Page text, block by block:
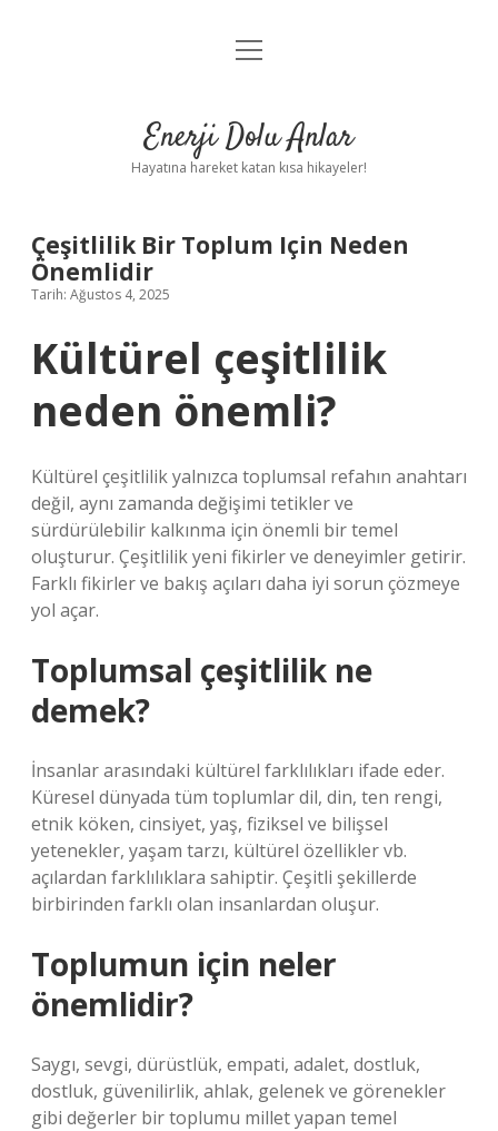
Anasayfa
Yasal Uyarı
menüyü
Enerji Dolu Anlar
Hayatına hareket katan kısa hikayeler!
Çeşitlilik Bir Toplum Için Neden
Önemlidir
Tarih: Ağustos 4, 2025
Kültürel çeşitlilik
neden önemli?
Kültürel çeşitlilik yalnızca toplumsal refahın anahtarı
değil, aynı zamanda değişimi tetikler ve
sürdürülebilir kalkınma için önemli bir temel
oluşturur. Çeşitlilik yeni fikirler ve deneyimler getirir.
Farklı fikirler ve bakış açıları daha iyi sorun çözmeye
yol açar.
Toplumsal çeşitlilik ne
demek?
İnsanlar arasındaki kültürel farklılıkları ifade eder.
Küresel dünyada tüm toplumlar dil, din, ten rengi,
etnik köken, cinsiyet, yaş, fiziksel ve bilişsel
yetenekler, yaşam tarzı, kültürel özellikler vb.
açılardan farklılıklara sahiptir. Çeşitli şekillerde
birbirinden farklı olan insanlardan oluşur.
Toplumun için neler
önemlidir?
Saygı, sevgi, dürüstlük, empati, adalet, dostluk,
dostluk, güvenilirlik, ahlak, gelenek ve görenekler
gibi değerler bir toplumu millet yapan temel